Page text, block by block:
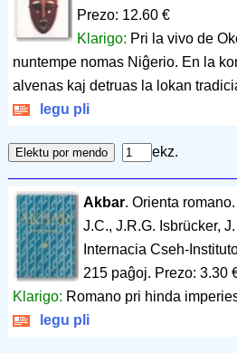
Prezo: 12.60 €
Klarigo: Pri la vivo de
nuntempe nomas Niĝerio. En la
alvenas kaj detruas la lokan
legu pli
ekz.
Akbar. Orienta
J.C., J.R.G. Isbrücker,
Internacia Cseh-
215 paĝoj. Prezo: 3.30
Klarigo: Romano pri hinda
legu pli